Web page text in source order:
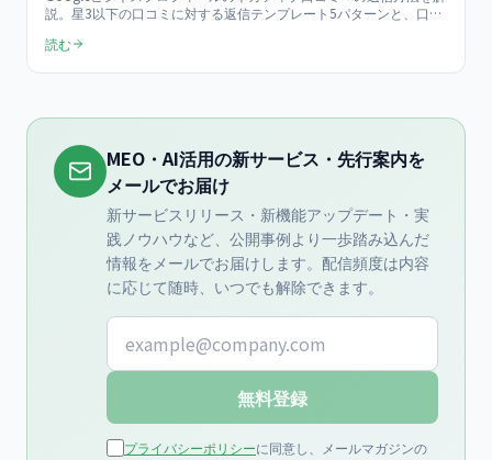
説。星3以下の口コミに対する返信テンプレート5パターンと、口コ
た。
読む
MEO・AI活用の新サービス・先行案内を
メールでお届け
新サービスリリース・新機能アップデート・実
践ノウハウなど、公開事例より一歩踏み込んだ
情報をメールでお届けします。配信頻度は内容
に応じて随時、いつでも解除できます。
メールアドレス
無料登録
プライバシーポリシーに同意し、メールマガジンの